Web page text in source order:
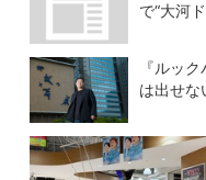
で“大河
『ルッ
は出せな